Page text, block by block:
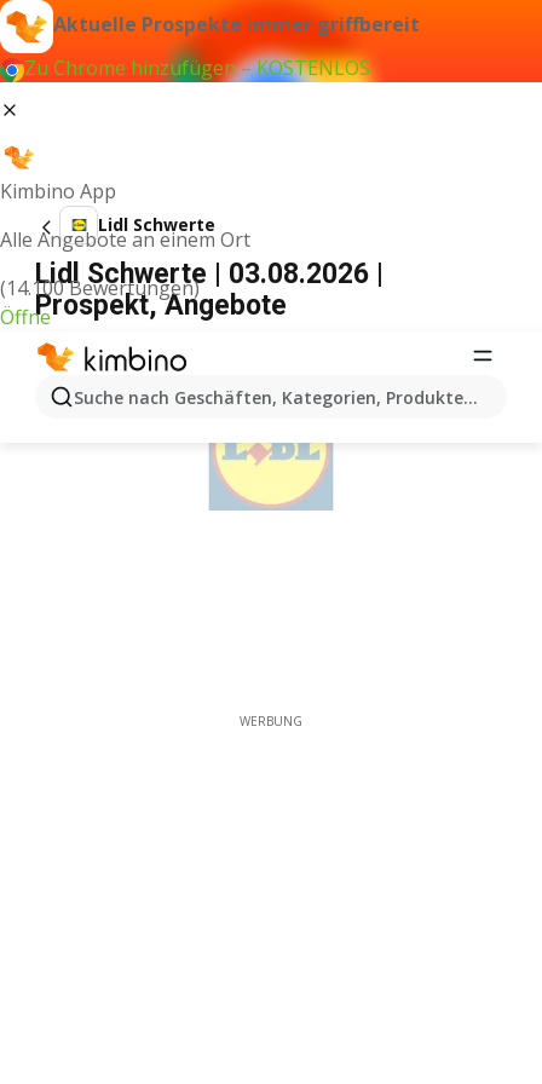
Aktuelle Prospekte immer griffbereit
Zu Chrome hinzufügen – KOSTENLOS
Kimbino App
Alle Angebote an einem Ort
(14.100 Bewertungen)
Öffne
Suche nach Geschäften, Kategorien, Produkten...
Lidl Schwerte
Lidl Schwerte | 03.08.2026 |
Prospekt, Angebote
WERBUNG